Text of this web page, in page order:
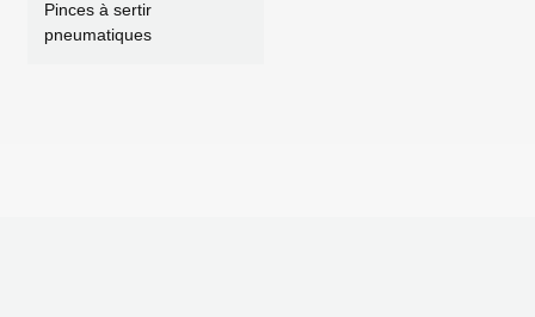
Pinces à sertir
pneumatiques